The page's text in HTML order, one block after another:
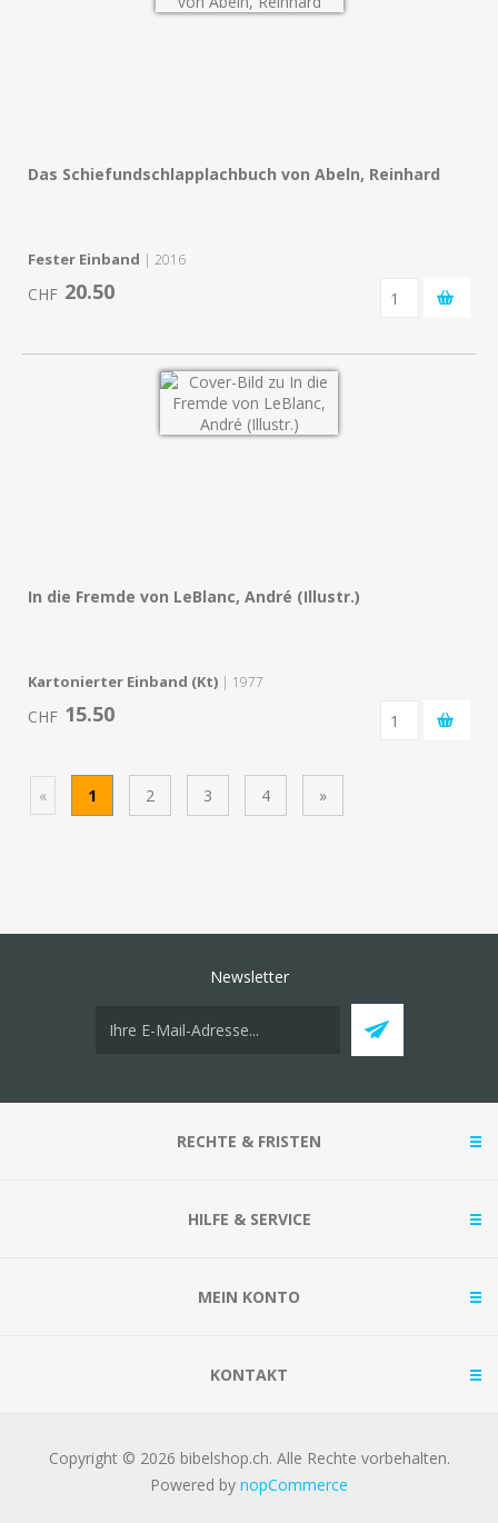
Das Schiefundschlapplachbuch von Abeln, Reinhard
Fester Einband | 2016
CHF 20.50
In die Fremde von LeBlanc, André (Illustr.)
Kartonierter Einband (Kt) | 1977
CHF 15.50
« 1 2 3 4 »
Newsletter
RECHTE & FRISTEN
HILFE & SERVICE
MEIN KONTO
KONTAKT
Copyright © 2026 bibelshop.ch. Alle Rechte vorbehalten.
Powered by nopCommerce